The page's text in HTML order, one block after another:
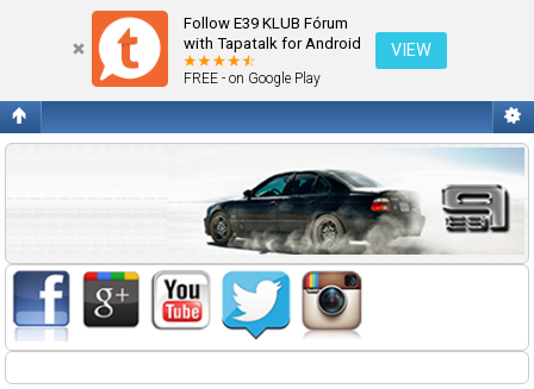
Follow E39 KLUB Fórum
with Tapatalk for Android
FREE - on Google Play
VIEW
Alkatrészt keres